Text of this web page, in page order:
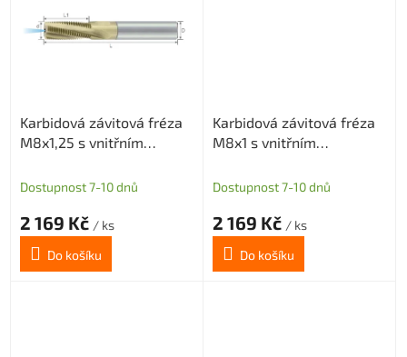
Karbidová závitová fréza
M8x1,25 s vnitřním
Dostupnost 7-10 dnů
2 169 Kč / ks
Do košíku
Karbidová závitová fréza
M8x1 s vnitřním
Dostupnost 7-10 dnů
2 169 Kč / ks
Do košíku